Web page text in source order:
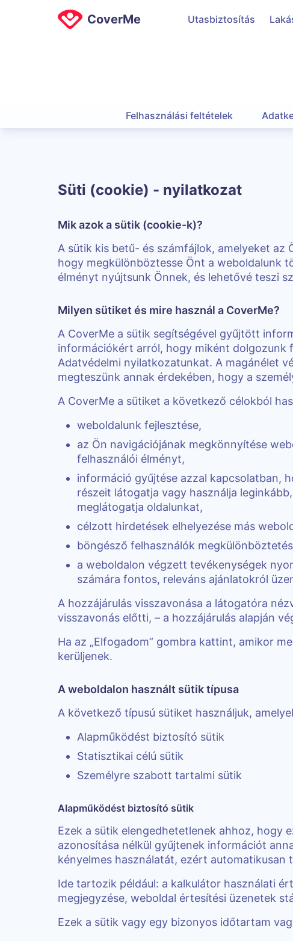
CoverMe Utasbiztosítás
Felhasználási feltételek
Süti (cookie) - nyilatkozat
Mik azok a sütik (cookie-k)?
A sütik kis betű- és számfájlok, amelyeket az
hogy megkülönböztesse Önt a weboldalunk
élményt nyújtsunk Önnek, és lehetővé teszi
Milyen sütiket és mire használ a CoverMe?
A CoverMe a sütik segítségével gyűjtött
információkért arról, hogy miként dolgozunk
Adatvédelmi nyilatkozatunkat. A magánélet
megteszünk annak érdekében, hogy a
A CoverMe a sütiket a következő célokból
weboldalunk fejlesztése,
az Ön navigációjának megkönnyítése
felhasználói élményt,
információ gyűjtése azzal kapcsolatban,
részeit látogatja vagy használja
meglátogatja oldalunkat,
célzott hirdetések elhelyezése más
böngésző felhasználók
a weboldalon végzett tevékenységek
számára fontos, releváns ajánlatokról
A hozzájárulás visszavonása a látogatóra
visszavonás előtti, – a hozzájárulás alapján
Ha az „Elfogadom” gombra kattint, amikor
kerüljenek.
A weboldalon használt sütik típusa
A következő típusú sütiket használjuk,
Alapműködést biztosító sütik
Statisztikai célú sütik
Személyre szabott tartalmi sütik
Alapműködést biztosító sütik
Ezek a sütik elengedhetetlenek ahhoz, hogy
azonosítása nélkül gyűjtenek információt
kényelmes használatát, ezért automatikusan
Ide tartozik például: a kalkulátor használati
megjegyzése, weboldal értesítési üzenetek
Ezek a sütik vagy egy bizonyos időtartam